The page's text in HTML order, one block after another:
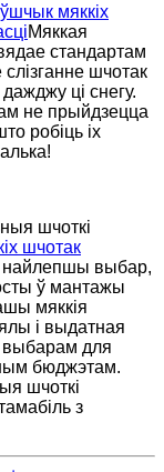
мяккіх
Мяккая
стандартам
шчотак
ці снегу.
не прыйдзецца
робіць іх
шчоткі
шчотак
найлепшы выбар,
ў мантажы
мяккія
і выдатная
выбарам для
бюджэтам.
шчоткі
з